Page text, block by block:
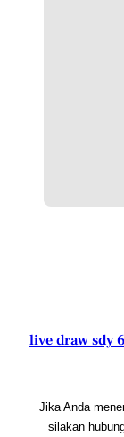
live draw sdy
Jika Anda
silakan